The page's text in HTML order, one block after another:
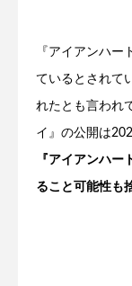
『アイアンハ
ているとされて
れたとも言われ
イ』の公開は
『アイアンハ
ること可能性も